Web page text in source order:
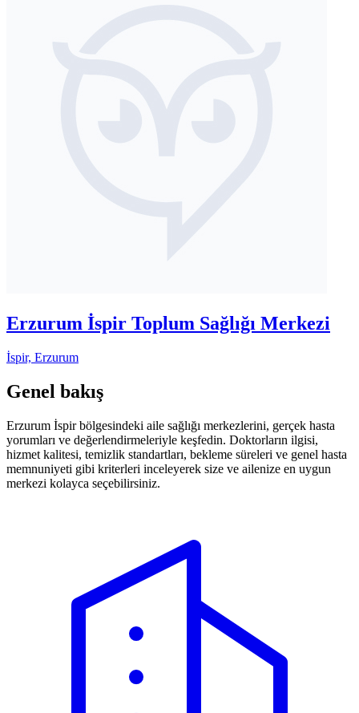
Erzurum İspir Toplum Sağlığı Merkezi
İspir, Erzurum
Genel bakış
Erzurum İspir bölgesindeki aile sağlığı merkezlerini, gerçek hasta
yorumları ve değerlendirmeleriyle keşfedin. Doktorların ilgisi,
hizmet kalitesi, temizlik standartları, bekleme süreleri ve genel hasta
memnuniyeti gibi kriterleri inceleyerek size ve ailenize en uygun
merkezi kolayca seçebilirsiniz.